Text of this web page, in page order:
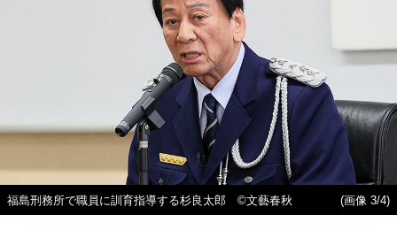
福島刑務所で職員に訓育指導する杉良太郎 ©文藝春秋 (画像 3/4)